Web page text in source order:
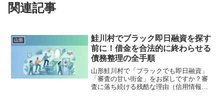
関連記事
山形
鮭川村でブラック即日融資を探す
前に！借金を合法的に終わらせる
債務整理の全手順
山形鮭川村で「ブラックでも即日融資」
「審査の甘い街金」をお探しですか？審
査に落ち続ける残酷な理由（信用情報と